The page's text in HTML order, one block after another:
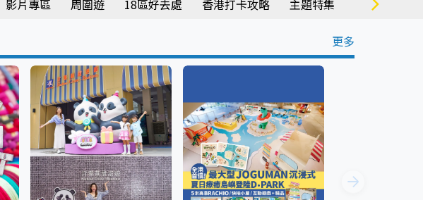
影片專區 周圍遊 18區好去處 香港打卡攻略 主題特集 商場情報
更多